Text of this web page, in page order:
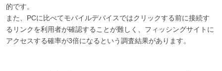
的です。
また、PCに比べてモバイルデバイスではクリックする前に接続す
るリンクを利用者が確認することが難しく、フィッシングサイトに
アクセスする確率が3倍になるという調査結果があります。